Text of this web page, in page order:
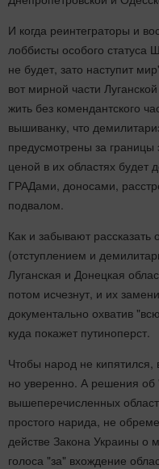
И когда реинтеграторы и
лоббисты особого статуса
не будет, зато наступит
вот мирной части
жить без комендантского
вышиванку, что
предусмотрены за
ценой в их областях будет
ГРАДами, доносами,
подвалом.
Как и забывают рассказать
(отступлением и
Луганская и Донецкая
потом исчезнут, и их
документально охватив
куда покажет путиноперст.
Чтобы народ не кипятился,
но уверенно. А решения об
вышеперечисленных
простого нарида, не
действе Закона Украины о
голоса "за" вхождение